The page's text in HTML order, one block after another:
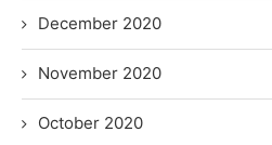
December 2020
November 2020
October 2020